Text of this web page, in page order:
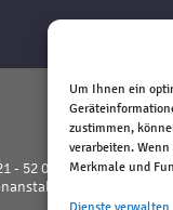
Um Ihnen ein
zustimmen,
verarbeiten.
Merkmale und
Dienste verwalten
- 52 02 - 0
rlp.de